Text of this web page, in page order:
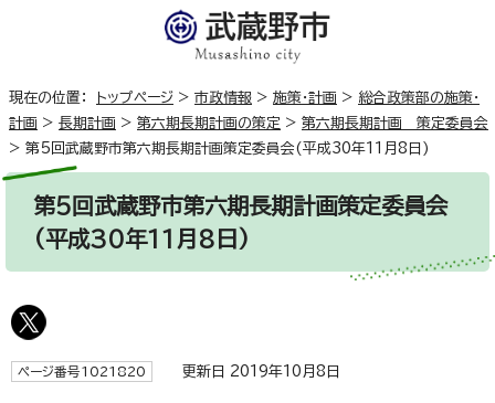
現在の位置： トップページ > 市政情報 > 施策・計画 > 総合政策部の施策・
計画 > 長期計画 > 第六期長期計画の策定 > 第六期長期計画 策定委員会
> 第5回武蔵野市第六期長期計画策定委員会(平成30年11月8日)
第5回武蔵野市第六期長期計画策定委員会
(平成30年11月8日)
ページ番号1021820 更新日 2019年10月8日